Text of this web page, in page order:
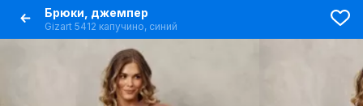
Брюки, джемпер
Gizart 5412 капучино, синий